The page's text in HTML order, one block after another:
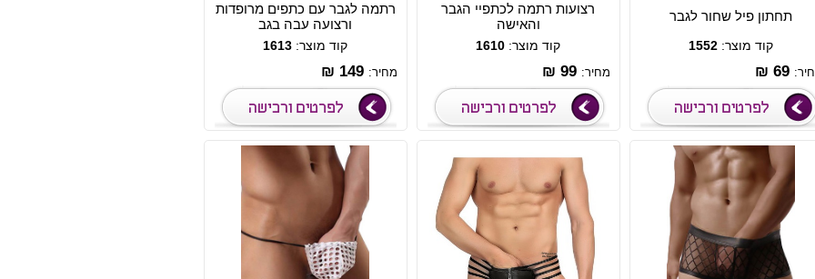
תחתון פיל שחור לגבר
קוד מוצר: 1552
69 ₪
רצועות רתמה לכתפיי הגבר
והאישה
קוד מוצר: 1610
מחיר: 99 ₪
רתמה לגבר עם כתפים מרופדות
ורצועה עבה בגב
קוד מוצר: 1613
מחיר: 149 ₪